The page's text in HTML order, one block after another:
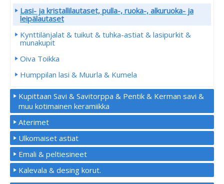
Lasi- ja kristallilautaset, pulla-, ruoka-, alkuruoka- ja
leipälautaset
Kynttilänjalat & tuikut & tuhka-astiat & lasipurkit &
munakupit
Oiva Toikka
Humppilan lasi & Muurla & Kumela
Kupittaan Savi & Savitorppa & Pentik & Kerman savi &
muu kotimainen keramiikka
Aterimet
Ulkomaiset astiat
Emali & peltiesineet
Kalevala & desing korut.